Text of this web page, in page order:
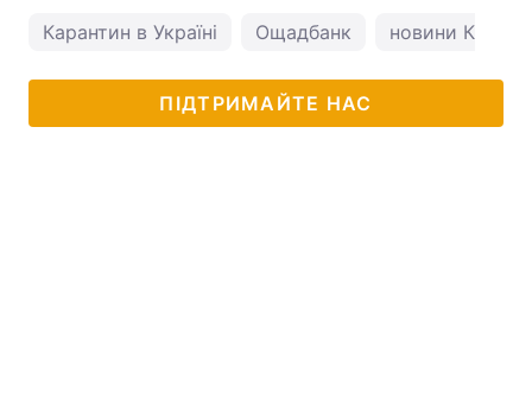
Карантин в Україні Ощадбанк новини Києва
ПІДТРИМАЙТЕ НАС